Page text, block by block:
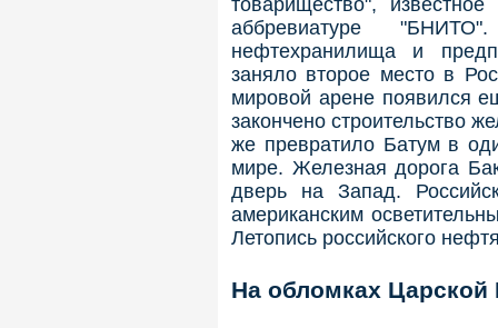
товарищество",
аббревиатуре
нефтехранилища и
заняло второе место в
мировой арене появился
закончено строительство
же превратило Батум в
мире. Железная дорога
дверь на Запад.
американским
Летопись российского
На обломках Царской